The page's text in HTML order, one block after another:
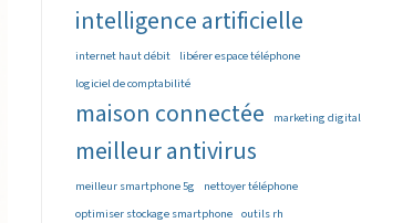
intelligence artificielle
internet haut débit libérer espace téléphone
logiciel de comptabilité
maison connectée marketing digital
meilleur antivirus
meilleur smartphone 5g
nettoyer téléphone
optimiser stockage smartphone outils rh